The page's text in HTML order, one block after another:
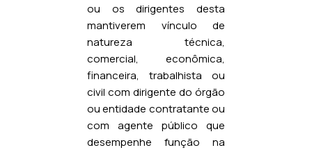
ou os dirigentes desta
mantiverem vínculo de
natureza técnica,
comercial, econômica,
financeira, trabalhista ou
civil com dirigente do órgão
ou entidade contratante ou
com agente público que
desempenhe função na